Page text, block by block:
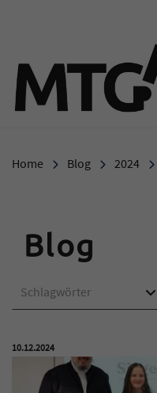
Home Blog 2024
Blog
Schlagwörter
Veröffentlicht am:
10.12.2024